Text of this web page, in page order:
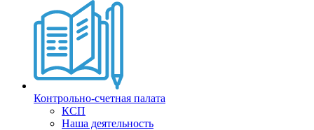
Контрольно-счетная палата
КСП
Наша деятельность